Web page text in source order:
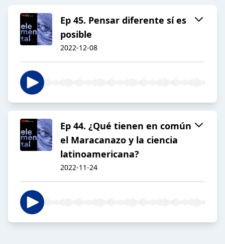
Ep 45. Pensar diferente sí es
posible
2022-12-08
Ep 44. ¿Qué tienen en común
el Maracanazo y la ciencia
latinoamericana?
2022-11-24